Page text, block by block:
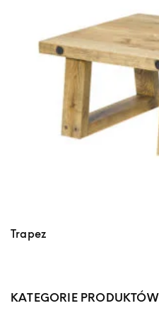
Trapez
KATEGORIE PRODUKTÓW